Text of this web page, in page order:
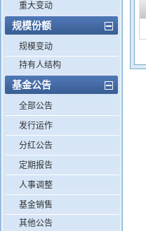
重大变动
规模份额
规模变动
持有人结构
基金公告
全部公告
发行运作
分红公告
定期报告
人事调整
基金销售
其他公告